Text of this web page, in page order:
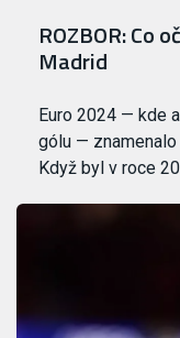
ROZBOR: Co
Madrid
Euro 2024 — kde
gólu —
Když byl v roce